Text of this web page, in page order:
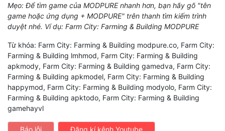
Mẹo: Để tìm game của MODPURE nhanh hơn, bạn hãy gõ "tên
game hoặc ứng dụng + MODPURE" trên thanh tìm kiếm trình
duyệt nhé. Ví dụ: Farm City: Farming & Building MODPURE
Từ khóa: Farm City: Farming & Building modpure.co, Farm City:
Farming & Building lmhmod, Farm City: Farming & Building
apkmody, Farm City: Farming & Building gamedva, Farm City:
Farming & Building apkmodel, Farm City: Farming & Building
happymod, Farm City: Farming & Building modyolo, Farm City:
Farming & Building apktodo, Farm City: Farming & Building
gamehayvl
Báo lỗi Đăng kí kênh Youtube